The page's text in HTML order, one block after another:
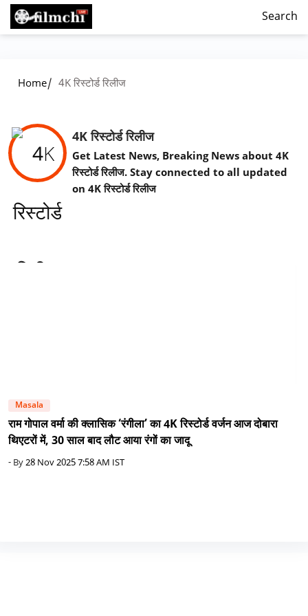
Search
Home/ 4K रिस्टोर्ड रिलीज
4K रिस्टोर्ड रिलीज
Get Latest News, Breaking News about 4K
रिस्टोर्ड रिलीज. Stay connected to all updated
on 4K रिस्टोर्ड रिलीज
Masala
राम गोपाल वर्मा की क्लासिक ‘रंगीला’ का 4K रिस्टोर्ड वर्जन आज दोबारा
थिएटरों में, 30 साल बाद लौट आया रंगों का जादू
- By28 Nov 2025 7:58 AM IST